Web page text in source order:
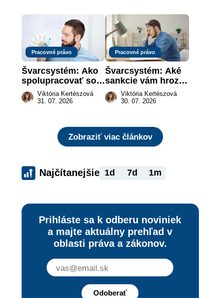
Pracovné právo
Švarcsystém: Ako
spolupracovať so
živnostníkom
legálne a bez
Viktória Kertészová
31. 07. 2026
Pracovné právo
Švarcsystém: Aké
sankcie vám hrozia
a prečo nestačí
zaplatiť pokutu?
Viktória Kertészová
30. 07. 2026
Zobraziť viac článkov
Najčítanejšie 1d 7d 1m
Prihláste sa k odberu noviniek
a majte aktuálny prehľad v
oblasti práva a zákonov.
Odoberať